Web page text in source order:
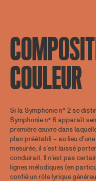
COULEUR
Si la Symphonie n° 2 se
Symphonie n° 6 apparaît
première œuvre dans
plan préétabli – au lieu
mesurée, il s’est laissé
conduirait. Il n’est pas
lignes mélodiques (en
confié un rôle lyrique